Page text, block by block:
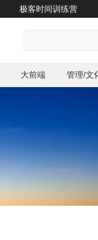
极客时间训练营
大前端 管理/文